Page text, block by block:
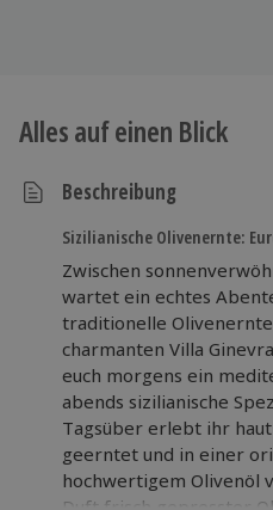
Alles auf einen Blick
Beschreibung
Sizilianische Olivenernte:
Zwischen
wartet ein echtes
traditionelle
charmanten Villa
euch morgens ein
abends sizilianische
Tagsüber erlebt ihr
geerntet und in einer
hochwertigem Olivenöl